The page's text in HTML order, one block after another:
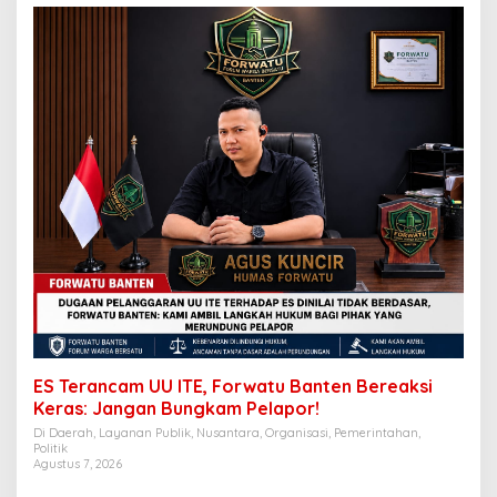
ES Terancam UU ITE, Forwatu Banten Bereaksi
Keras: Jangan Bungkam Pelapor!
Di Daerah, Layanan Publik, Nusantara, Organisasi, Pemerintahan,
Politik
Agustus 7, 2026